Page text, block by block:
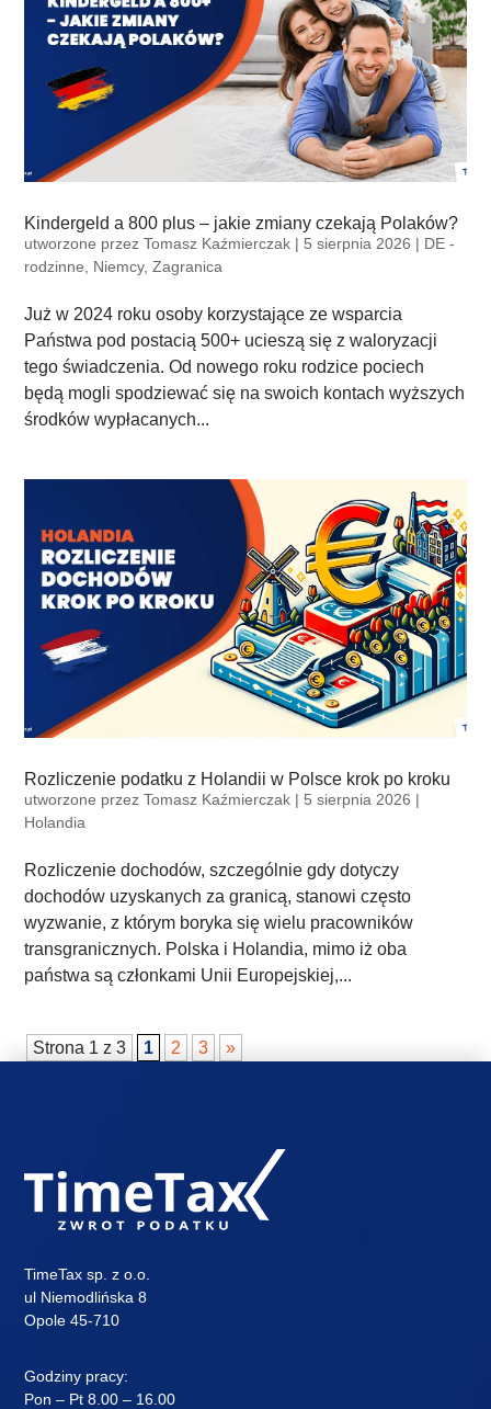
Kindergeld a 800 plus – jakie zmiany czekają Polaków?
utworzone przezTomasz Kaźmierczak | 5 sierpnia 2026 | DE -
rodzinne
Niemcy,Zagranica
Już w 2024 roku osoby korzystające ze wsparcia
Państwa pod postacią 500+ ucieszą się z waloryzacji
tego świadczenia. Od nowego roku rodzice pociech
będą mogli spodziewać się na swoich kontach wyższych
środków wypłacanych...
Rozliczenie podatku z Holandii w Polsce krok po kroku
utworzone przezTomasz Kaźmierczak | 5 sierpnia 2026 |
Holandia
Rozliczenie dochodów, szczególnie gdy dotyczy
dochodów uzyskanych za granicą, stanowi często
wyzwanie, z którym boryka się wielu pracowników
transgranicznych. Polska i Holandia, mimo iż oba
państwa są członkami Unii Europejskiej,...
Strona 1 z 3 1 2 3 »
TimeTax sp. z o.o.
ul Niemodlińska 8
Opole 45-710
Godziny pracy:
Pon – Pt 8.00 – 16.00